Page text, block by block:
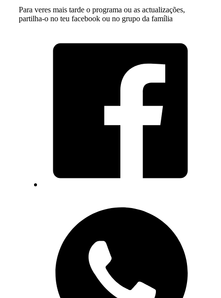
Para veres mais tarde o programa ou as actualizações,
partilha-o no teu facebook ou no grupo da família